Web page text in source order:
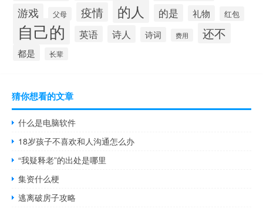
游戏 父母 疫情 的人 的是 礼物 红包
自己的 英语 诗人 诗词 费用 还不
都是 长辈
猜你想看的文章
什么是电脑软件
18岁孩子不喜欢和人沟通怎么办
“我疑释老”的出处是哪里
集资什么梗
逃离破房子攻略